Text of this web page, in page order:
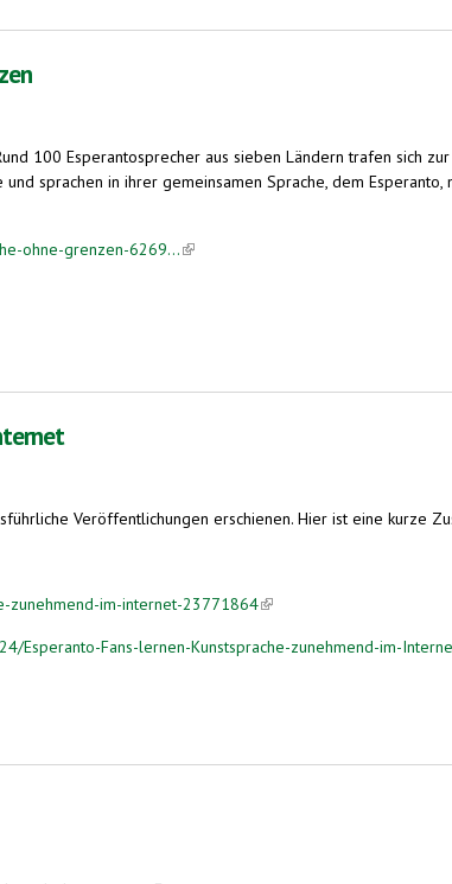
100 Esperantosprecher aus sieben Ländern trafen sich
sprachen in ihrer gemeinsamen Sprache, dem Esperanto,
ohne-grenzen-6269...(link is external)
Veröffentlichungen erschienen. Hier ist eine kurze
zunehmend-im-internet-23771864(link is external)
Fans-lernen-Kunstsprache-zunehmend-im-